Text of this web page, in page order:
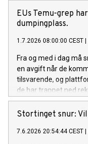
EUs Temu-grep
dumpingplass.
1.7.2026 08:00:00 CEST
Fra og med i dag må
en avgift når de
tilsvarende, og
de har trappet ned
Framtiden i våre
norsk Temu-avgift,
Stortinget snur:
7.6.2026 20:54:44 CEST